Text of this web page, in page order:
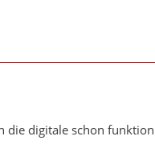
die digitale schon